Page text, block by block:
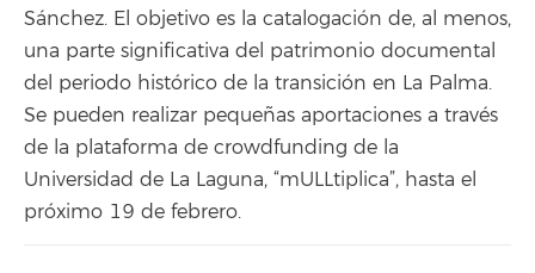
Sánchez. El objetivo es la catalogación de, al menos,
una parte significativa del patrimonio documental
del periodo histórico de la transición en La Palma.
Se pueden realizar pequeñas aportaciones a través
de la plataforma de crowdfunding de la
Universidad de La Laguna, “mULLtiplica”, hasta el
próximo 19 de febrero.